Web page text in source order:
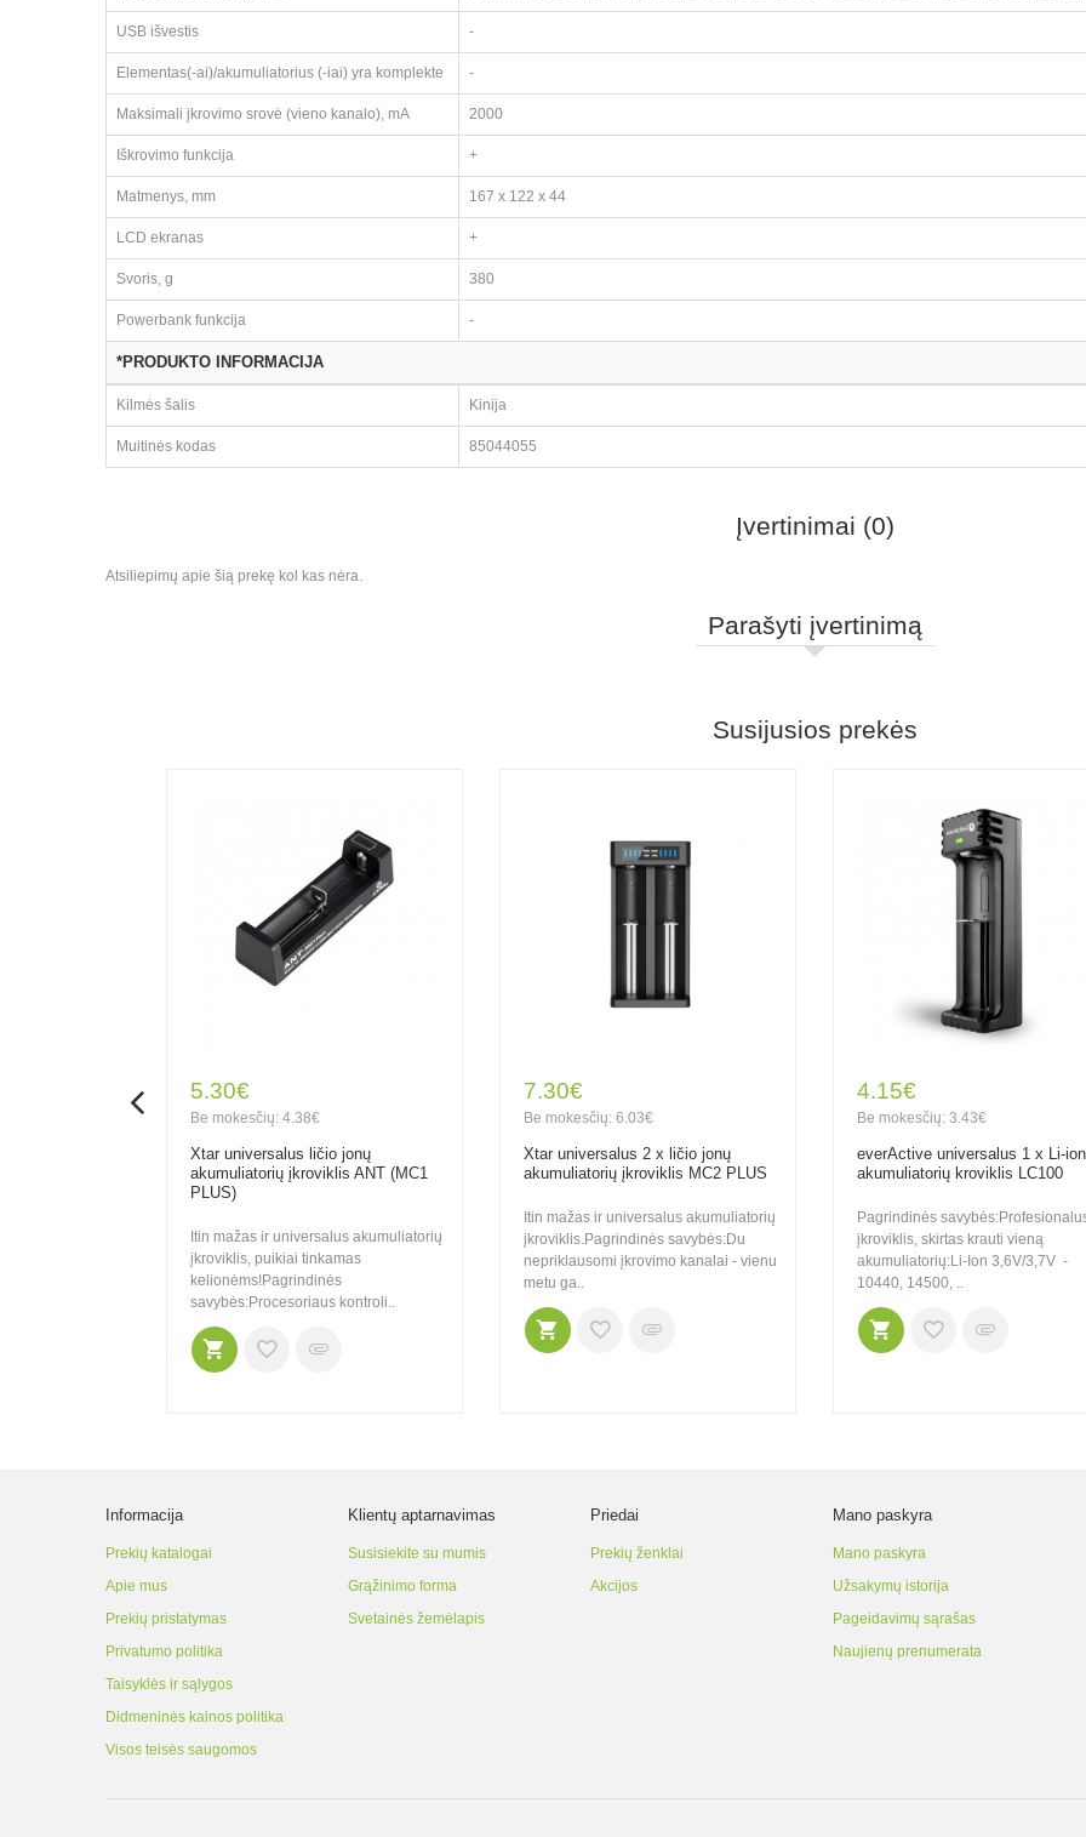
USB išvestis -
Elementas(-ai)/akumuliatorius (-iai) yra komplekte -
Maksimali įkrovimo srovė (vieno kanalo), mA 2000
Iškrovimo funkcija +
Matmenys, mm 167 x 122 x 44
LCD ekranas +
Svoris, g 380
Powerbank funkcija -
*PRODUKTO INFORMACIJA
Kilmės šalis Kinija
Muitinės kodas 85044055
Įvertinimai (0)
Atsiliepimų apie šią prekę kol kas nėra.
Parašyti įvertinimą
Susijusios prekės
5.30€
Be mokesčių: 4.38€
Xtar universalus ličio jonų
akumuliatorių įkroviklis ANT (MC1
PLUS)
Itin mažas ir universalus akumuliatorių
įkroviklis, puikiai tinkamas
kelionėms!Pagrindinės
savybės:Procesoriaus kontroli..
7.30€
Be mokesčių: 6.03€
Xtar universalus 2 x ličio jonų
akumuliatorių įkroviklis MC2 PLUS
Itin mažas ir universalus akumuliatorių
įkroviklis.Pagrindinės savybės:Du
nepriklausomi įkrovimo kanalai - vienu
metu ga..
4.15€
Be mokesčių: 3.43€
everActive universalus 1 x Li-ion
akumuliatorių kroviklis LC100
Pagrindinės
įkroviklis, skirtas krauti vieną
akumuliatorių:Li-Ion 3,6V/3,7V -
10440, 14500, ..
Informacija
Prekių katalogai
Apie mus
Prekių pristatymas
Privatumo politika
Taisyklės ir sąlygos
Didmeninės kainos politika
Visos teisės saugomos
Klientų aptarnavimas
Susisiekite su mumis
Grąžinimo forma
Svetainės žemėlapis
Priedai
Prekių ženklai
Akcijos
Mano paskyra
Mano paskyra
Užsakymų istorija
Pageidavimų sąrašas
Naujienų prenumerata